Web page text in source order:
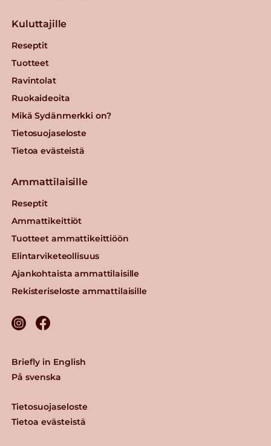
Kuluttajille
Reseptit
Tuotteet
Ravintolat
Ruokaideoita
Mikä Sydänmerkki on?
Tietosuojaseloste
Tietoa evästeistä
Ammattilaisille
Reseptit
Ammattikeittiöt
Tuotteet ammattikeittiöön
Elintarviketeollisuus
Ajankohtaista ammattilaisille
Rekisteriseloste ammattilaisille
Tietosuojaseloste
Tietoa evästeistä
Briefly in English
På svenska